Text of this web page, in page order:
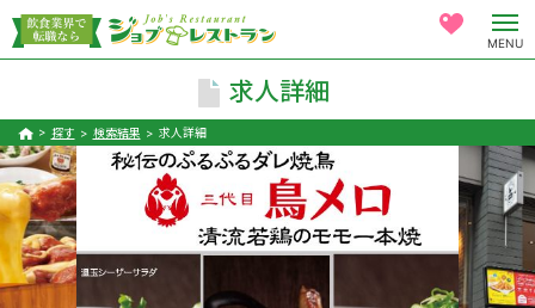
MENU
求人詳細
探す 検索結果 求人詳細